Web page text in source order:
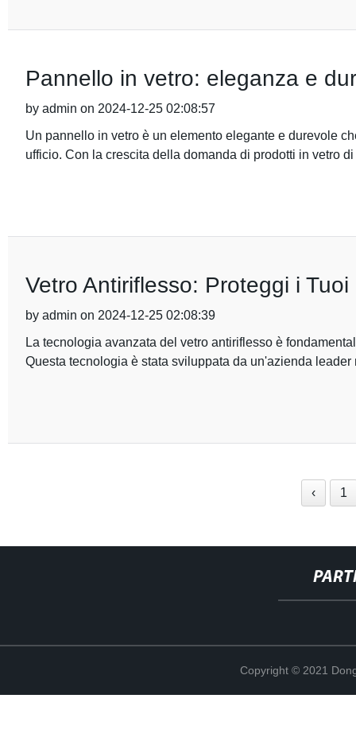
Pannello in vetro: eleganza e
by admin on 2024-12-25 02:08:57
Un pannello in vetro è un elemento elegante e durevole
ufficio. Con la crescita della domanda di prodotti in vetro
Vetro Antiriflesso: Proteggi i
by admin on 2024-12-25 02:08:39
La tecnologia avanzata del vetro antiriflesso è
Questa tecnologia è stata sviluppata da un'azienda leader
‹ 1
Copyright © 2021